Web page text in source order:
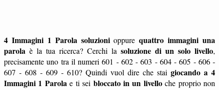
4 Immagini 1 Parola soluzionioppurequattro immagini una
parola è la tua ricerca? Cerchi la soluzione di un solo livello,
precisamente uno tra il numeri 601 - 602 - 603 - 604 - 605 - 606 -
607 - 608 - 609 - 610? Quindi vuol dire che stai giocando a 4
Immagini 1 Parola e ti sei bloccato in un livelloche proprio non